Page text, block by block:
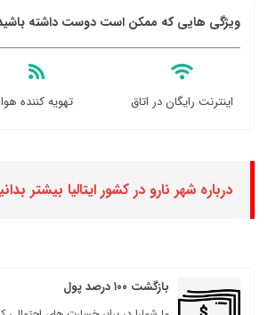
ویژگی هایی که ممکن است دوست داشته
اینترنت رایگان در اتاق تهویه کننده هوا
درباره شهر نارو در کشور ایتالیا بیشتر
بازگشت ۱۰۰ درصد پول